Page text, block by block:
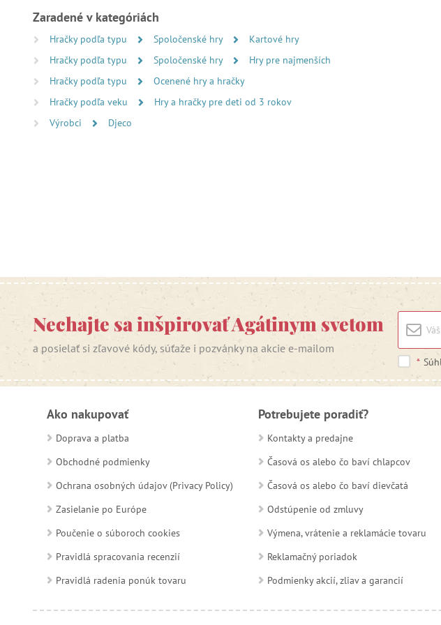
Zaradené v kategóriách
Hračky podľa typu Spoločenské hry
Kartové hry
Hračky podľa typu
Spoločenské hry
Hry pre najmenších
Hračky podľa typu
Ocenené hry a hračky
Hračky podľa veku
Hry a hračky pre deti od 3 rokov
Výrobci
Djeco
Nechajte sa inšpirovať Agátinym svetom
a posielať si zľavové kódy, súťaže i pozvánky na akcie e-mailom
*
Ako nakupovať
Doprava a platba
Obchodné podmienky
Ochrana osobných údajov (Privacy Policy)
Zasielanie po Európe
Poučenie o súboroch cookies
Pravidlá spracovania recenzií
Pravidlá radenia ponúk tovaru
Potrebujete poradiť?
Kontakty a predajne
Časová os alebo čo baví chlapcov
Časová os alebo čo baví dievčatá
Odstúpenie od zmluvy
Výmena, vrátenie a reklamácie tovaru
Reklamačný poriadok
Podmienky akcií, zliav a garancií